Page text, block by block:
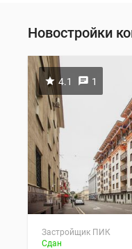
Новостройки
4.1 1
Застройщик ПИК
Сдан